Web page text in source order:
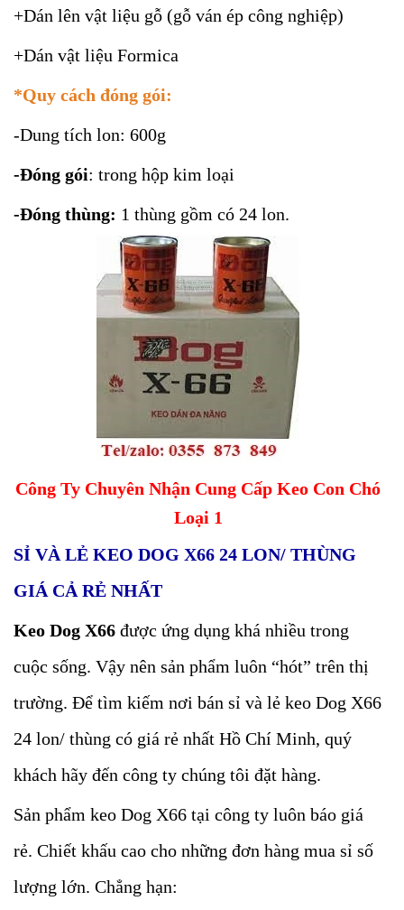
+Dán lên vật liệu gỗ (gỗ ván ép công nghiệp)
+Dán vật liệu Formica
*Quy cách đóng gói:
-Dung tích lon: 600g
-Đóng gói: trong hộp kim loại
-Đóng thùng: 1 thùng gồm có 24 lon.
Công Ty Chuyên Nhận Cung Cấp Keo Con Chó
Loại 1
SỈ VÀ LẺ KEO DOG X66 24 LON/ THÙNG
GIÁ CẢ RẺ NHẤT
Keo Dog X66 được ứng dụng khá nhiều trong
cuộc sống. Vậy nên sản phẩm luôn “hót” trên thị
trường. Để tìm kiếm nơi bán sỉ và lẻ keo Dog X66
24 lon/ thùng có giá rẻ nhất Hồ Chí Minh, quý
khách hãy đến công ty chúng tôi đặt hàng.
Sản phẩm keo Dog X66 tại công ty luôn báo giá
rẻ. Chiết khấu cao cho những đơn hàng mua sỉ số
lượng lớn. Chẳng hạn: